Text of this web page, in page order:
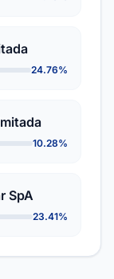
24.76%
10.28%
SpA
23.41%